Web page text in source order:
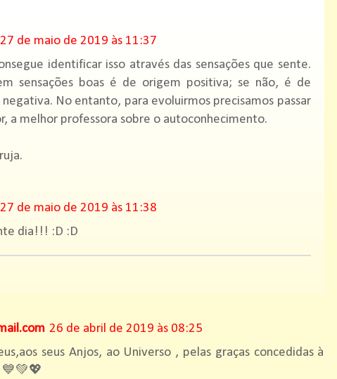
27 de maio de 2019 às 11:37
identificar isso através das sensações que sente.
sensações boas é de origem positiva; se não, é de
No entanto, para evoluirmos precisamos passar
a melhor professora sobre o autoconhecimento.
27 de maio de 2019 às 11:38
dia!!! :D :D
26 de abril de 2019 às 08:25
seus Anjos, ao Universo , pelas graças concedidas à
💙💚💖